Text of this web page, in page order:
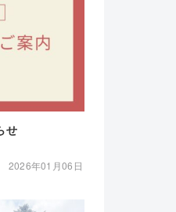
せ
2026年01月06日